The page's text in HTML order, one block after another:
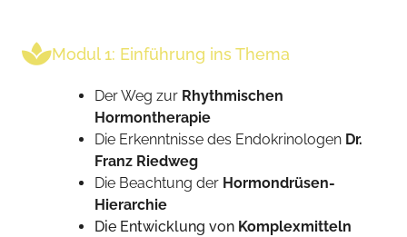
Modul 1: Einführung ins Thema
Der Weg zur Rhythmischen
Hormontherapie
Die Erkenntnisse des Endokrinologen Dr.
Franz Riedweg
Die Beachtung der Hormondrüsen-
Hierarchie
Die Entwicklung von Komplexmitteln